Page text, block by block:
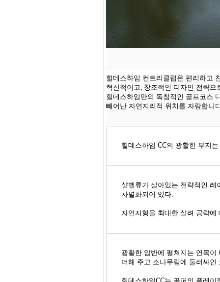
힐데스하임 컨트리클럽은 편리하고
혁신적이고, 창조적인 디자인 전략
힐데스하임만의 독창적인 골프코스
빼어난 자연지리적 위치를 자랑합니
힐데스하임 CC의 광활한 부지
샷밸류가 살아있는 전략적인 레
차별화되어 있다.
자연지형을 최대한 살려 공략
광활한 암반에 펼쳐지는 연목이
더해 주고 소나무림에 둘러싸